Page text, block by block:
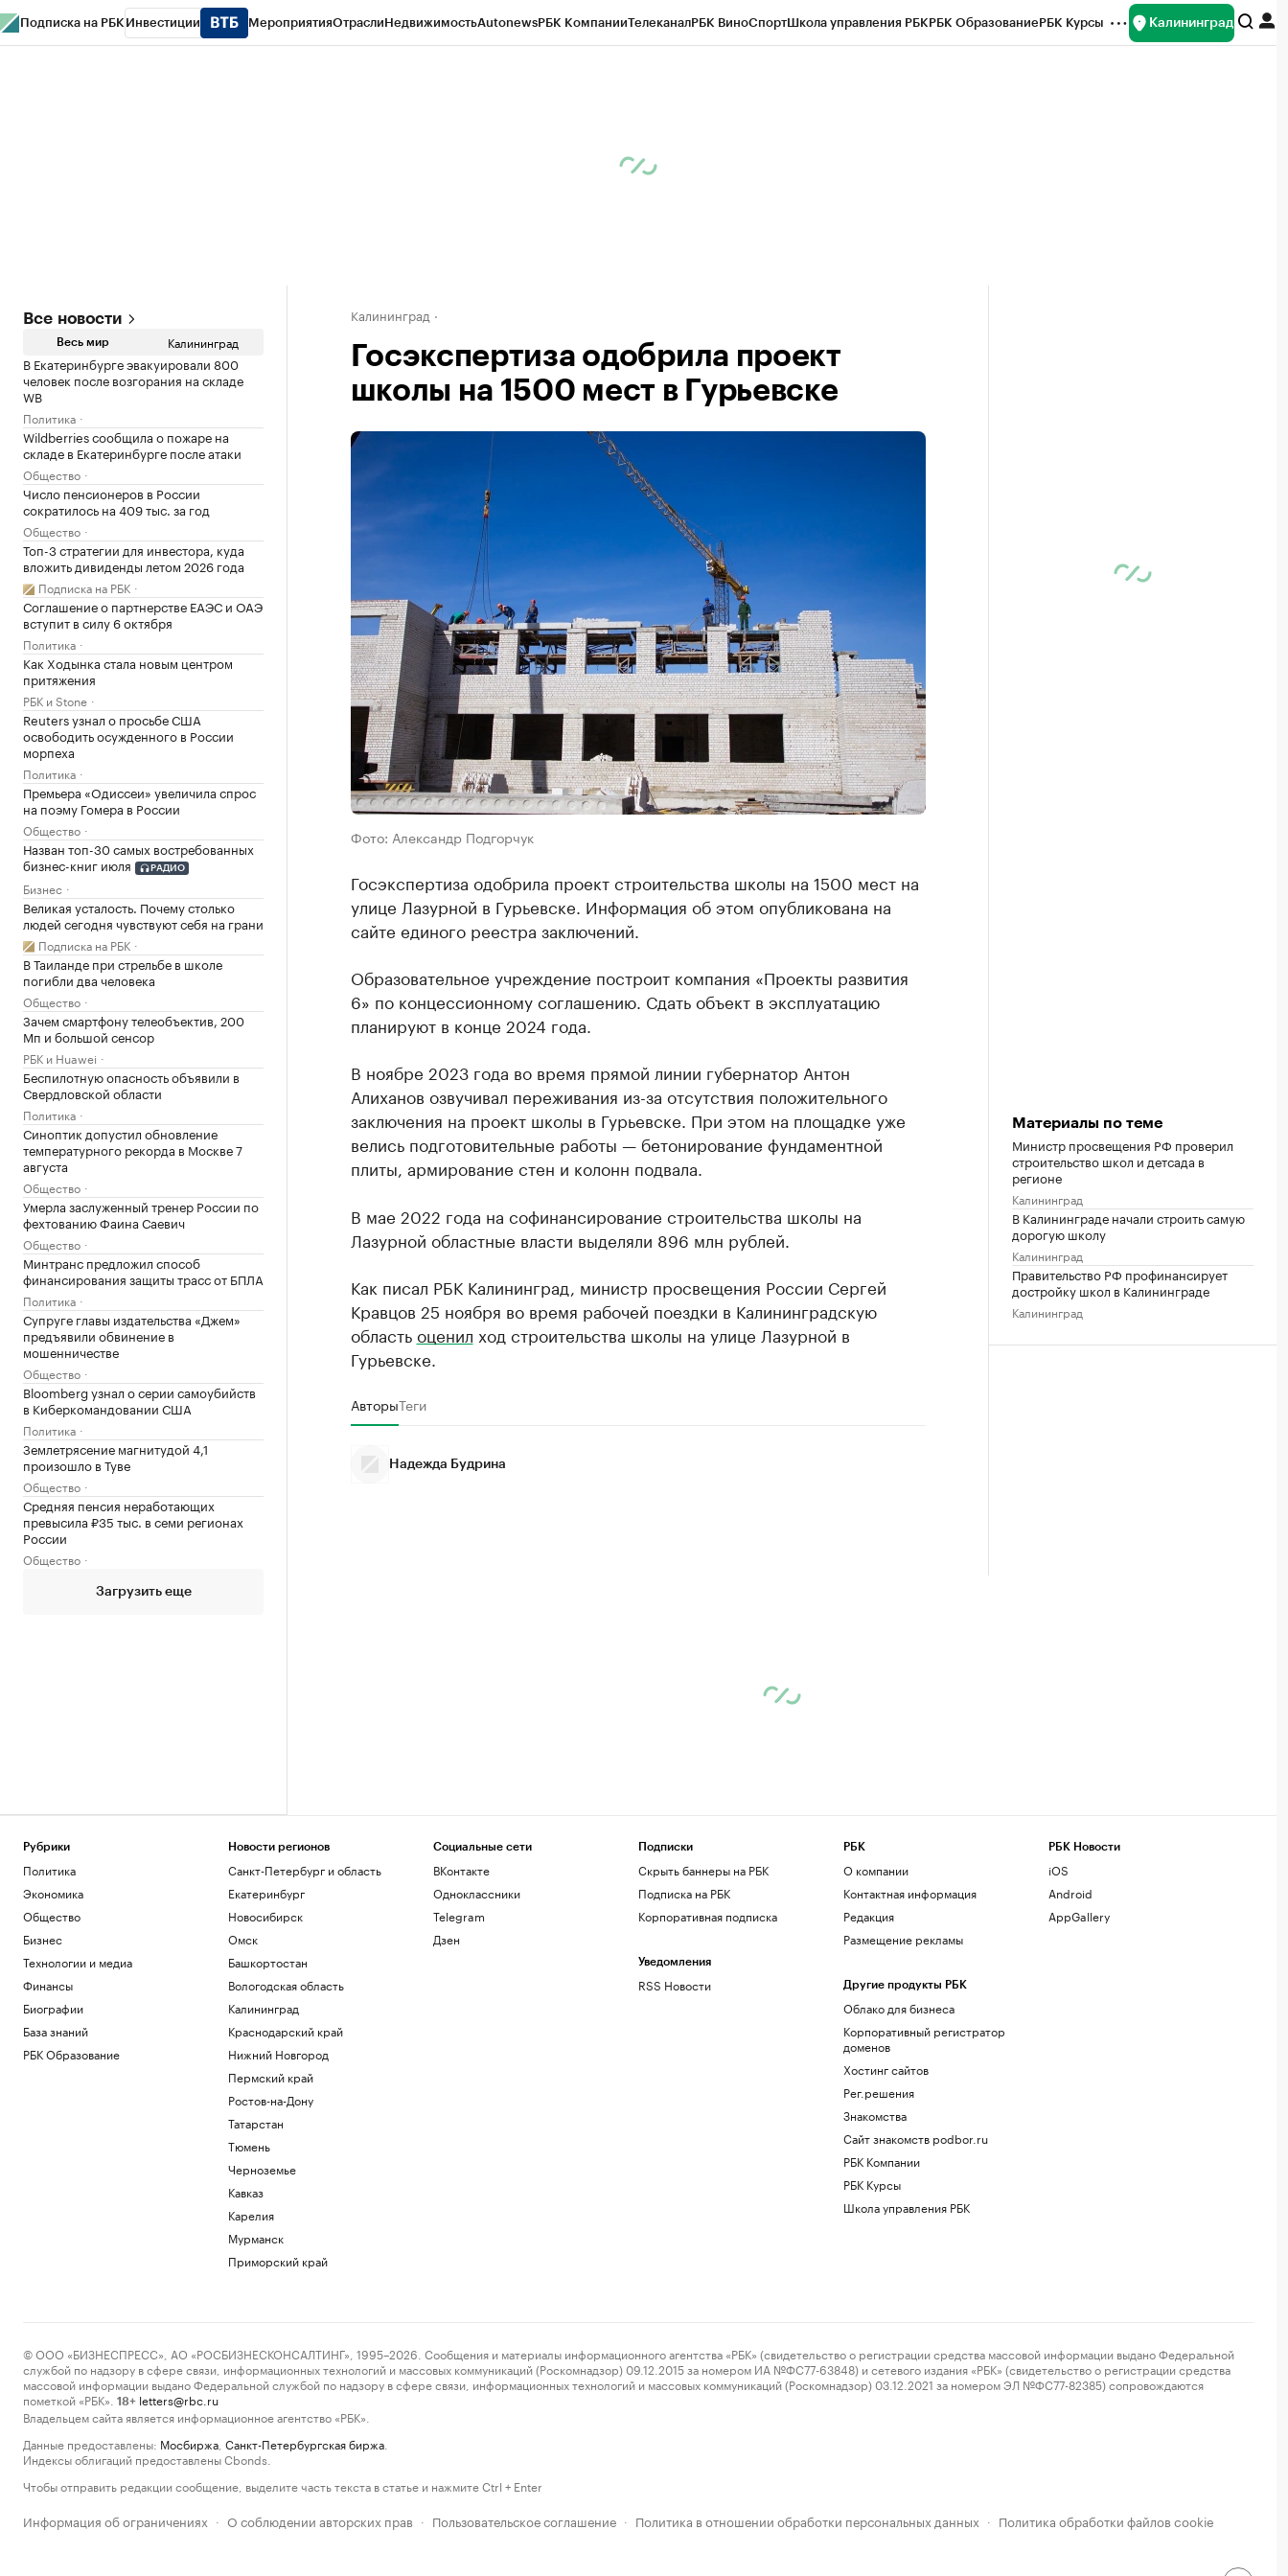
Подписка на РБК Инвестиции МероприятияОтраслиНедвижимостьAutonewsРБК КомпанииТелеканалРБК ВиноСпортШкола управления РБКРБК ОбразованиеРБК Курсы Калининград
Все новости
Весь мир Калининград
В Екатеринбурге эвакуировали 800
человек после возгорания на складе
WB
Политика
Wildberries сообщила о пожаре на
складе в Екатеринбурге после атаки
Общество
Число пенсионеров в России
сократилось на 409 тыс. за год
Общество
Топ-3 стратегии для инвестора, куда
вложить дивиденды летом 2026 года
Подписка на РБК
Соглашение о партнерстве ЕАЭС и ОАЭ
вступит в силу 6 октября
Политика
Как Ходынка стала новым центром
притяжения
РБК и Stone
Reuters узнал о просьбе США
освободить осужденного в России
морпеха
Политика
Премьера «Одиссеи» увеличила спрос
на поэму Гомера в России
Общество
Назван топ-30 самых востребованных
бизнес-книг июля
РАДИО
Бизнес
Великая усталость. Почему столько
людей сегодня чувствуют себя на грани
Подписка на РБК
В Таиланде при стрельбе в школе
погибли два человека
Общество
Зачем смартфону телеобъектив, 200
Мп и большой сенсор
РБК и Huawei
Беспилотную опасность объявили в
Свердловской области
Политика
Синоптик допустил обновление
температурного рекорда в Москве 7
августа
Общество
Умерла заслуженный тренер России по
фехтованию Фаина Саевич
Общество
Минтранс предложил способ
финансирования защиты трасс от БПЛА
Политика
Супруге главы издательства «Джем»
предъявили обвинение в
мошенничестве
Общество
Bloomberg узнал о серии самоубийств
в Киберкомандовании США
Политика
Землетрясение магнитудой 4,1
произошло в Туве
Общество
Средняя пенсия неработающих
превысила ₽35 тыс. в семи регионах
России
Общество
Загрузить еще
Калининград
Госэкспертиза одобрила проект
школы на 1500 мест в Гурьевске
Фото: Александр Подгорчук
Госэкспертиза одобрила проект строительства школы на 1500 мест на
улице Лазурной в Гурьевске. Информация об этом опубликована на
сайте единого реестра заключений.
Образовательное учреждение построит компания «Проекты развития
6» по концессионному соглашению. Сдать объект в эксплуатацию
планируют в конце 2024 года.
В ноябре 2023 года во время прямой линии губернатор Антон
Алиханов озвучивал переживания из-за отсутствия положительного
заключения на проект школы в Гурьевске. При этом на площадке уже
велись подготовительные работы — бетонирование фундаментной
плиты, армирование стен и колонн подвала.
В мае 2022 года на софинансирование строительства школы на
Лазурной областные власти выделяли 896 млн рублей.
Как писал РБК Калининград, министр просвещения России Сергей
Кравцов 25 ноября во время рабочей поездки в Калининградскую
областьоценил ход строительства школы на улице Лазурной в
Гурьевске.
АвторыТеги
Надежда Будрина
Материалы по теме
Министр просвещения РФ проверил
строительство школ и детсада в
регионе
Калининград
В Калининграде начали строить самую
дорогую школу
Калининград
Правительство РФ профинансирует
достройку школ в Калининграде
Калининград
Рубрики
Политика
Экономика
Общество
Бизнес
Технологии и медиа
Финансы
Биографии
База знаний
РБК Образование
Новости регионов
Санкт-Петербург и область
Екатеринбург
Новосибирск
Омск
Башкортостан
Вологодская область
Калининград
Краснодарский край
Нижний Новгород
Пермский край
Ростов-на-Дону
Татарстан
Тюмень
Черноземье
Кавказ
Карелия
Мурманск
Приморский край
Социальные сети
ВКонтакте
Одноклассники
Telegram
Дзен
Подписки
Скрыть баннеры на РБК
Подписка на РБК
Корпоративная подписка
Уведомления
RSS Новости
РБК
О компании
Контактная информация
Редакция
Размещение рекламы
Другие продукты РБК
Облако для бизнеса
Корпоративный регистратор
доменов
Хостинг сайтов
Рег.решения
Знакомства
Сайт знакомств podbor.ru
РБК Компании
РБК Курсы
Школа управления РБК
РБК Новости
iOS
Android
AppGallery
© ООО «БИЗНЕСПРЕСС», АО «РОСБИЗНЕСКОНСАЛТИНГ», 1995–2026. Сообщения и материалы информационного агентства «РБК» (свидетельство о регистрации средства массовой информации выдано Федеральной
службой по надзору в сфере связи, информационных технологий и массовых коммуникаций (Роскомнадзор) 09.12.2015 за номером ИА №ФС77-63848) и сетевого издания «РБК» (свидетельство о регистрации средства
массовой информации выдано Федеральной службой по надзору в сфере связи, информационных технологий и массовых коммуникаций (Роскомнадзор) 03.12.2021 за номером ЭЛ №ФС77-82385) сопровождаются
пометкой «РБК».
18+ letters@rbc.ru
Владельцем сайта является информационное агентство «РБК».
Данные предоставлены: Мосбиржа Санкт-Петербургская биржа
Индексы облигаций предоставлены Cbonds.
Чтобы отправить редакции сообщение, выделите часть текста в статье и нажмите Ctrl + Enter
Информация об ограничениях · О соблюдении авторских прав · Пользовательское соглашение · Политика в отношении обработки персональных данных · Политика обработки файлов cookie